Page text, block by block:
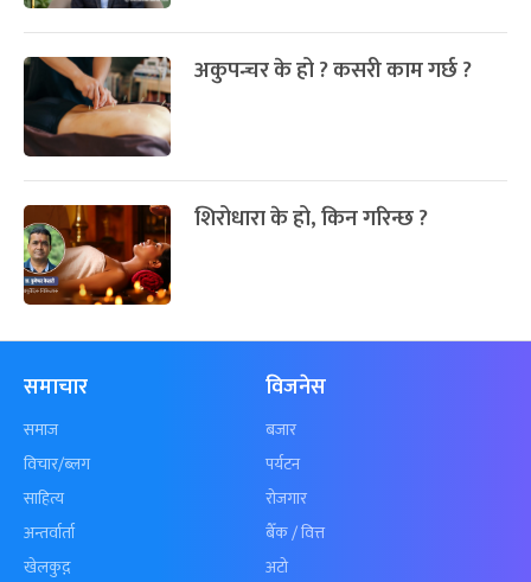
अकुपन्चर के हो ? कसरी काम गर्छ ?
शिरोधारा के हो, किन गरिन्छ ?
समाचार
समाज
विचार/ब्लग
साहित्य
अन्तर्वार्ता
खेलकुद़़
विजनेस
बजार
पर्यटन
रोजगार
बैँक / वित्त
अटो